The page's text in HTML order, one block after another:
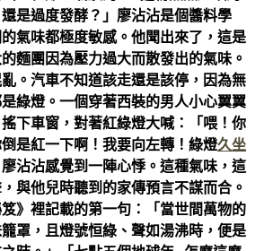
是過度發酵？」廖沾沾是個醬料學
氣味都極度敏感。他聞出來了，這是
麵團因為壓力過大而散發出的氣味。
。汽車不知道該走還是該停，因為無
綠燈。一個穿著西裝的男人小心翼翼
下車窗，對著紅綠燈大喊：「喂！你
是紅一下啊！我要向左轉！綠燈久坐
沾沾感覺到一陣心悸。這種氣味，這
與他兒時聽到的家傳預言不謀而合。
》裡記載的第一句：「當世間萬物的
罩，且燈號恒綠、聲如湯沸時，便是